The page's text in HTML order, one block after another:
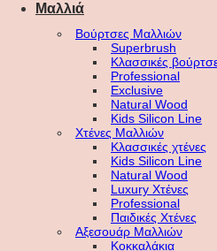
Μαλλιά
Βούρτσες Μαλλιών
Superbrush
Κλασσικές
Professional
Exclusive
Natural Wood
Kids Silicon Line
Χτένες Μαλλιών
Κλασσικές χτένες
Kids Silicon Line
Natural Wood
Luxury Χτένες
Professional
Παιδικές Χτένες
Αξεσουάρ Μαλλιών
Κοκκαλάκια